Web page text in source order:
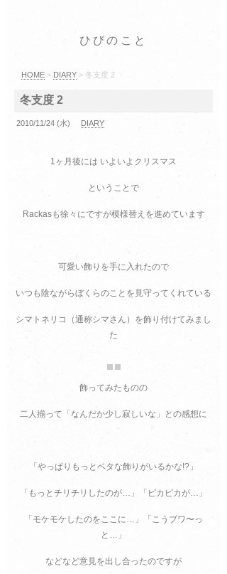
ひびのこと
HOME > DIARY > 冬支度 2
冬支度 2
2010/11/24 (水) DIARY
1ヶ月後には いよいよクリスマス
ということで
Rackasも徐々にですが模様替えを進めています
可愛い飾りを手に入れたので
いつも陰ながらぼくらのことを見守ってくれている
シマトネリコ（通称シマさん）を飾り付けてみまし
た
飾ってみたものの
二人揃って「なんだか少し寂しいな」との感想に
「やっぱりもっとベタな飾りがいるかな!?」
「もっとチリチリしたのが…」「ピカピカが…」
「モケモケしたのをここに…」「こうブワ〜っ
と…」
などなど意見を出し合ったのですが